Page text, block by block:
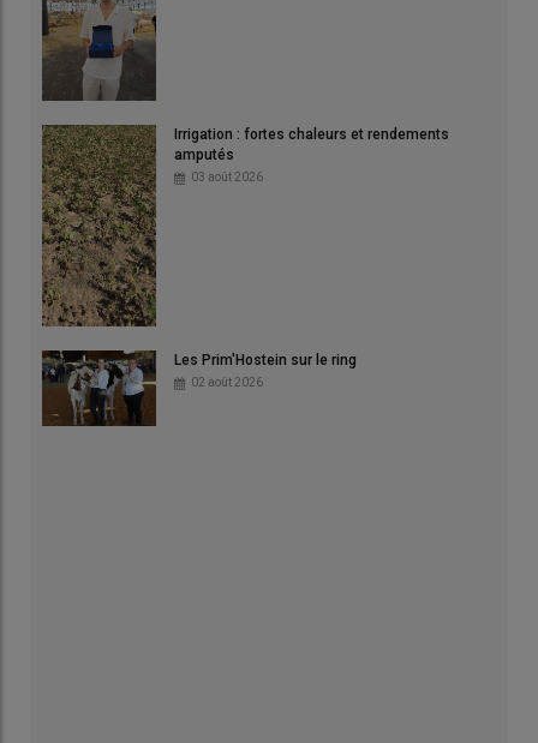
Irrigation : fortes chaleurs et rendements
amputés
03 août 2026
Les Prim'Hostein sur le ring
02 août 2026